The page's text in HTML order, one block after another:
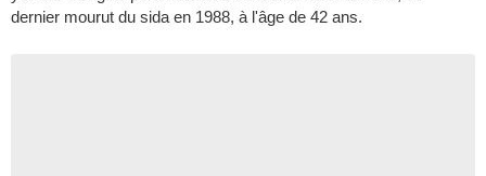
dernier mourut du sida en 1988, à l'âge de 42 ans.